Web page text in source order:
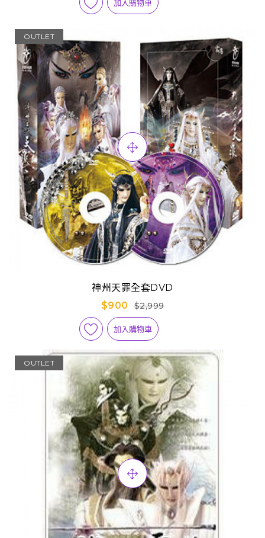
加入購物車
OUTLET
神州天罪全套DVD
$900
$2,999
加入購物車
OUTLET